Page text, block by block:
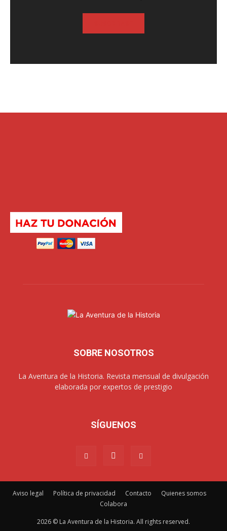
SOBRE NOSOTROS
La Aventura de la Historia. Revista mensual de divulgación
elaborada por expertos de prestigio
SÍGUENOS
Aviso legal Política de privacidad Contacto
Quienes somos
Colabora
2026 © La Aventura de la Historia. All rights reserved.